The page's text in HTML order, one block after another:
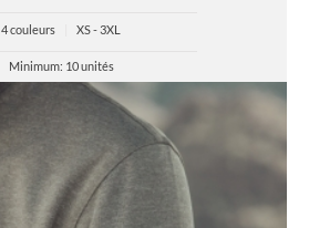
4 couleurs XS - 3XL
Minimum: 10 unités